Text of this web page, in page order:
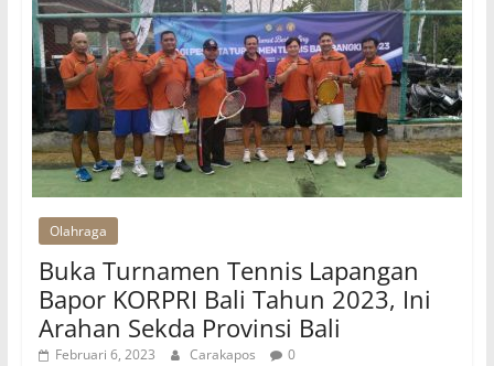
Olahraga
Buka Turnamen Tennis Lapangan
Bapor KORPRI Bali Tahun 2023, Ini
Arahan Sekda Provinsi Bali
Februari 6, 2023 Carakapos 0